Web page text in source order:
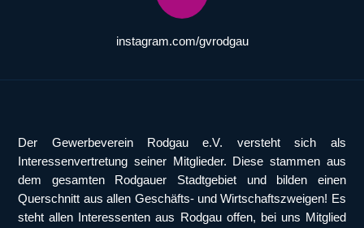
instagram.com/gvrodgau
Der Gewerbeverein Rodgau e.V. versteht sich als
Interessenvertretung seiner Mitglieder. Diese stammen aus
dem gesamten Rodgauer Stadtgebiet und bilden einen
Querschnitt aus allen Geschäfts- und Wirtschaftszweigen! Es
steht allen Interessenten aus Rodgau offen, bei uns Mitglied